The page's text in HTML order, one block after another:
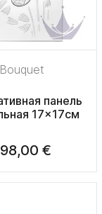
Bouquet
панель
17x17см
€